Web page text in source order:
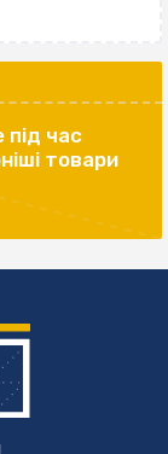
під час
товари